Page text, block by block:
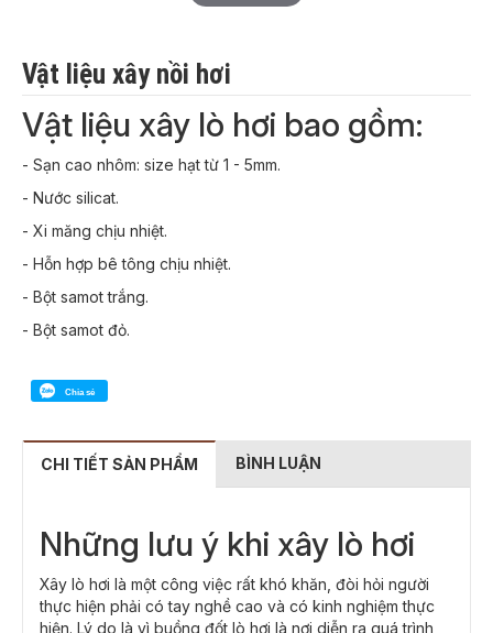
Vật liệu xây nồi hơi
Vật liệu xây lò hơi bao gồm:
- Sạn cao nhôm: size hạt từ 1 - 5mm.
- Nước silicat.
- Xi măng chịu nhiệt.
- Hỗn hợp bê tông chịu nhiệt.
- Bột samot trắng.
- Bột samot đỏ.
Chia sẻ
CHI TIẾT SẢN PHẨM BÌNH LUẬN
Những lưu ý khi xây lò hơi
Xây lò hơi là một công việc rất khó khăn, đòi hỏi người
thực hiện phải có tay nghề cao và có kinh nghiệm thực
hiện. Lý do là vì buồng đốt lò hơi là nơi diễn ra quá trình